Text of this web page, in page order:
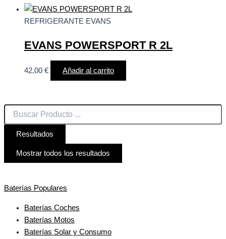
REFRIGERANTE EVANS
EVANS POWERSPORT R 2L
42,00 € Añadir al carrito
Resultados
Mostrar todos los resultados
Baterías Populares
Baterías Coches
Baterías Motos
Baterías Solar y Consumo